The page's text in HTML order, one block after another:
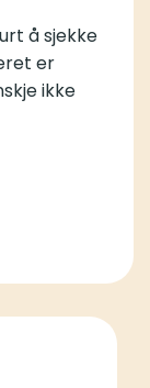
å sjekke
er
ikke